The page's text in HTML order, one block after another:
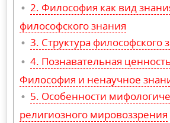
Философия как вид
философского знания
Структура философского
Познавательная
Философия и ненаучное
Особенности
религиозного мировоззрения